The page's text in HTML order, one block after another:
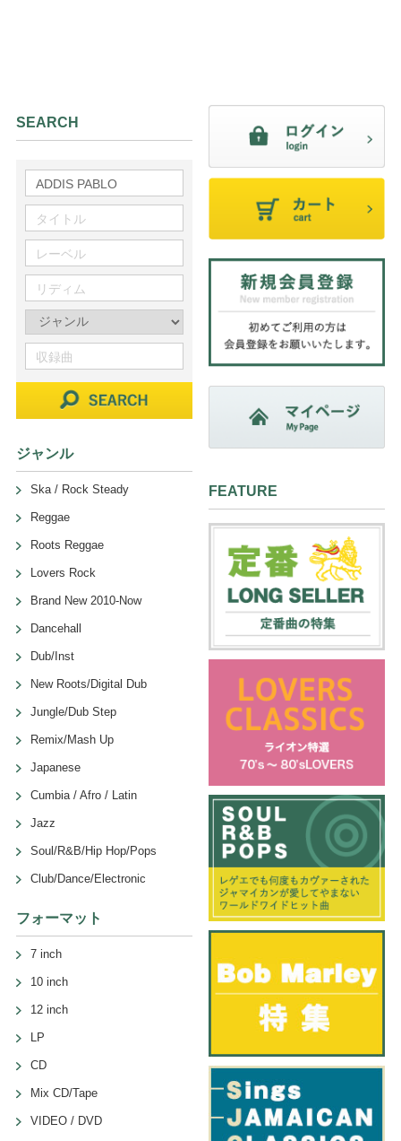
SEARCH
ジャンル
Ska / Rock Steady
Reggae
Roots Reggae
Lovers Rock
Brand New 2010-Now
Dancehall
Dub/Inst
New Roots/Digital Dub
Jungle/Dub Step
Remix/Mash Up
Japanese
Cumbia / Afro / Latin
Jazz
Soul/R&B/Hip Hop/Pops
Club/Dance/Electronic
フォーマット
7 inch
10 inch
12 inch
LP
CD
Mix CD/Tape
VIDEO / DVD
FEATURE